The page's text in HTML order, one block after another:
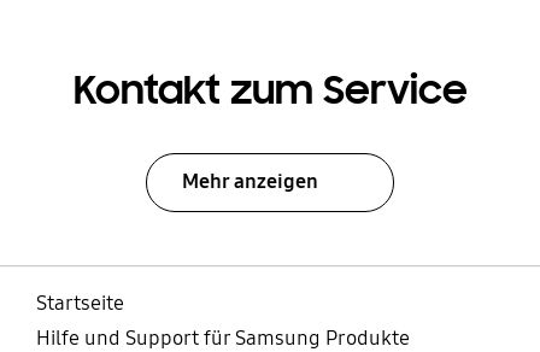
Kontakt zum Service
Mehr anzeigen
Startseite
Hilfe und Support für Samsung Produkte